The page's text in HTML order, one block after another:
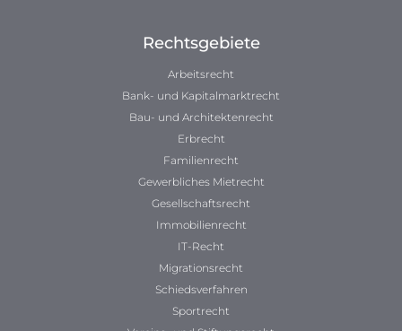
Rechtsgebiete
Arbeitsrecht
Bank- und Kapitalmarktrecht
Bau- und Architektenrecht
Erbrecht
Familienrecht
Gewerbliches Mietrecht
Gesellschaftsrecht
Immobilienrecht
IT-Recht
Migrationsrecht
Schiedsverfahren
Sportrecht